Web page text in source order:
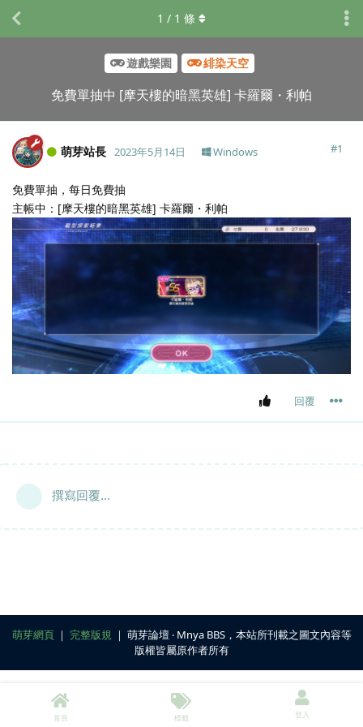
遊戲樂園 緋染天空
免費單抽中 [摩天樓的暗黑英雄] 卡羅爾・利帕
1 / 1 條
萌芽站長 2023年5月14日 #1
Windows
免費單抽，每日免費抽
主帳中：[摩天樓的暗黑英雄] 卡羅爾・利帕
回覆
撰寫回覆...
萌芽網頁｜ 完整版規 ｜ 萌芽論壇 ‧ Mnya BBS，本站所刊載之圖文內容等
版權皆屬原作者所有
首頁 標籤 登入